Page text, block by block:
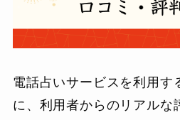
電話占いサービスを利用す
に、利用者からのリアルな